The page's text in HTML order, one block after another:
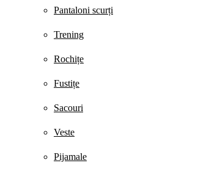
Pantaloni scurți
Trening
Rochițe
Fustițe
Sacouri
Veste
Pijamale